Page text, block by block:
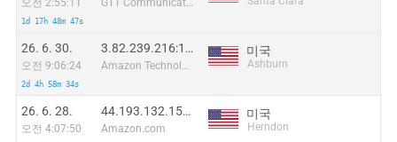
오전 2:55:11
1d 17h 48m 47s
GTT Communications Inc.
26. 6. 30.
오전 9:06:24
2d 4h 58m 34s
3.82.239.216:12529
Amazon Technologies Inc.
미국
Ashburn
26. 6. 28.
오전 4:07:50
44.193.132.159:14905
Amazon.com
미국
Herndon